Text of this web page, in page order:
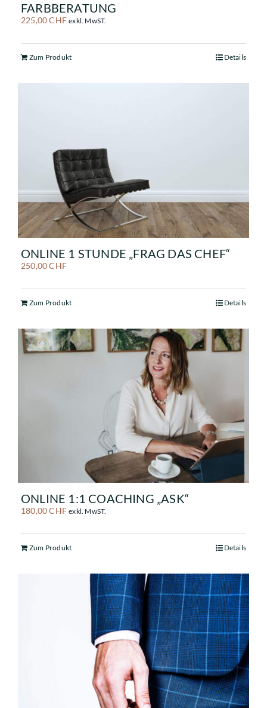
FARBBERATUNG
225,00CHF exkl. MwST.
Zum Produkt Details
ONLINE 1 STUNDE „FRAG DAS CHEF“
250,00CHF
Zum Produkt Details
ONLINE 1:1 COACHING „ASK“
180,00CHF exkl. MwST.
Zum Produkt Details